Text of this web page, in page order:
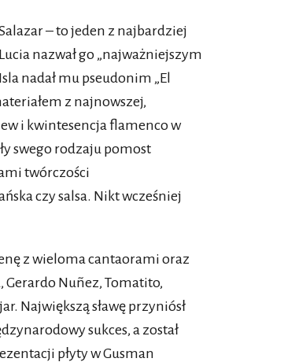
– to jeden z najbardziej
nazwał go „najważniejszym
nadał mu pseudonim „El
z najnowszej,
i kwintesencja flamenco w
swego rodzaju pomost
twórczości
czy salsa. Nikt wcześniej
z wieloma cantaorami oraz
Gerardo Nuñez, Tomatito,
Największą sławę przyniósł
sukces, a został
płyty w Gusman